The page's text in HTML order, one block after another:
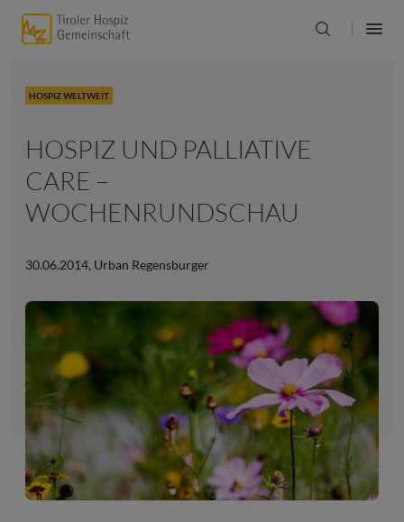
HOSPIZ WELTWEIT
HOSPIZ UND PALLIATIVE
CARE –
WOCHENRUNDSCHAU
30.06.2014, Urban Regensburger